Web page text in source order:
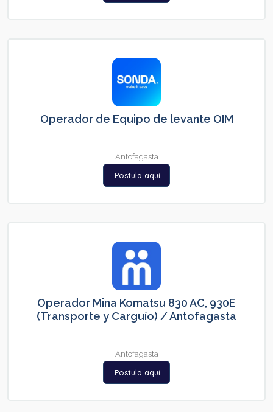
Operador de Equipo de levante OIM
Antofagasta
Postula aquí
Operador Mina Komatsu 830 AC, 930E
(Transporte y Carguío) / Antofagasta
Antofagasta
Postula aquí